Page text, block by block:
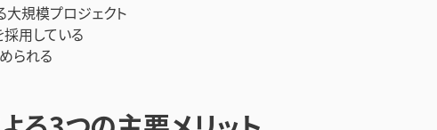
規模プロジェクト
用している
られる